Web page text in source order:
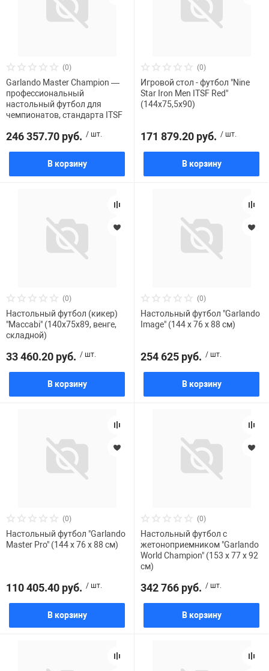
(0)
Garlando Master Champion —
профессиональный
настольный футбол для
чемпионатов, стандарта ITSF
246 357.70 руб. / шт.
В корзину
(0)
Игровой стол - футбол "Nine
Star Iron Men ITSF Red"
(144х75,5х90)
171 879.20 руб. / шт.
В корзину
(0)
Настольный футбол (кикер)
"Maccabi" (140x75x89, венге,
складной)
33 460.20 руб. / шт.
В корзину
(0)
Настольный футбол "Garlando
Image" (144 x 76 x 88 см)
254 625 руб. / шт.
В корзину
(0)
Настольный футбол "Garlando
Master Pro" (144 x 76 x 88 см)
110 405.40 руб. / шт.
В корзину
(0)
Настольный футбол с
жетоноприемником "Garlando
World Champion" (153 x 77 x 92
см)
342 766 руб. / шт.
В корзину